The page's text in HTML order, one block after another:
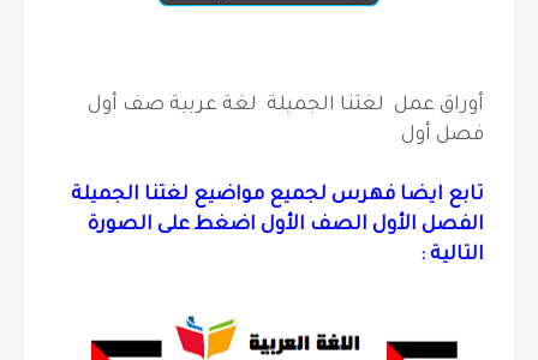
أوراق عمل لغتنا الجميلة لغة عربية صف أول
فصل أول
تابع ايضا فهرس لجميع مواضيع لغتنا الجميلة
الفصل الأول الصف الأول اضغط على الصورة
التالية :